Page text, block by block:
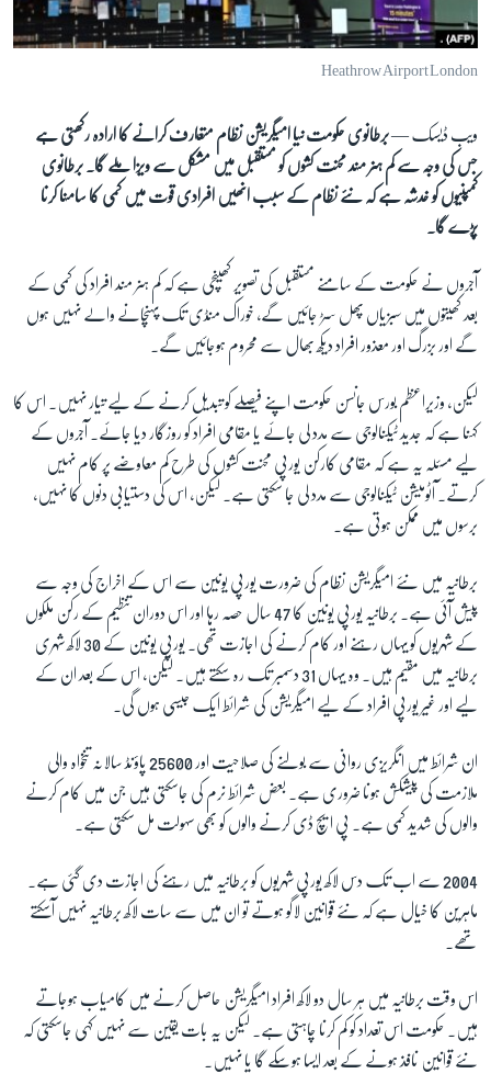
آرٹ
صحت
دلچسپ و عجیب
ویڈیوز
اسپیشل کوریج
اداریہ
Learning English
FOLLOW US
Heathrow Airport London
ویب ڈیسک —برطانوی حکومت نیا امیگریشن نظام متعارف کرانے کا ارادہ رکھتی ہے
جس کی وجہ سے کم ہنر مند محنت کشوں کو مستقبل میں مشکل سے ویزا ملے گا۔ برطانوی
کمپنیوں کو خدشہ ہے کہ نئے نظام کے سبب انھیں افرادی قوت میں کمی کا سامنا کرنا
پڑے گا۔
آجروں نے حکومت کے سامنے مستقبل کی تصویر کھینچی ہے کہ کم ہنر مند افراد کی کمی کے
بعد کھیتوں میں سبزیاں پھل سڑ جائیں گے، خوراک منڈی تک پہنچانے والے نہیں ہوں
گے اور بزرگ اور معذور افراد دیکھ بھال سے محروم ہوجائیں گے۔
لیکن، وزیراعظم بورس جانسن حکومت اپنے فیصلے کو تبدیل کرنے کے لیے تیار نہیں۔ اس کا
کہنا ہے کہ جدید ٹیکنالوجی سے مدد لی جائے یا مقامی افراد کو روزگار دیا جائے۔ آجروں کے
لیے مسئلہ یہ ہے کہ مقامی کارکن یورپی محنت کشوں کی طرح کم معاوضے پر کام نہیں
کرتے۔ آٹومیشن ٹیکنالوجی سے مدد لی جا سکتی ہے۔ لیکن، اس کی دستیابی دنوں کا نہیں،
برسوں میں ممکن ہوتی ہے۔
برطانیہ میں نئے امیگریشن نظام کی ضرورت یورپی یونین سے اس کے اخراج کی وجہ سے
پیش آئی ہے۔ برطانیہ یورپی یونین کا 47 سال حصہ رہا اور اس دوران تنظیم کے رکن ملکوں
کے شہریوں کو یہاں رہنے اور کام کرنے کی اجازت تھی۔ یورپی یونین کے 30 لاکھ شہری
برطانیہ میں مقیم ہیں۔ وہ یہاں 31 دسمبر تک رہ سکتے ہیں۔ لیکن، اس کے بعد ان کے
لیے اور غیر یورپی افراد کے لیے امیگریشن کی شرائط ایک جیسی ہوں گی۔
ان شرائط میں انگریزی روانی سے بولنے کی صلاحیت اور 25600 پاؤنڈ سالانہ تنخواہ والی
ملازمت کی پیشکش ہونا ضروری ہے۔ بعض شرائط نرم کی جاسکتی ہیں جن میں کام کرنے
والوں کی شدید کمی ہے۔ پی ایچ ڈی کرنے والوں کو بھی سہولت مل سکتی ہے۔
2004 سے اب تک دس لاکھ یورپی شہریوں کو برطانیہ میں رہنے کی اجازت دی گئی ہے۔
ماہرین کا خیال ہے کہ نئے قوانین لاگو ہوتے تو ان میں سے سات لاکھ برطانیہ نہیں آسکتے
تھے۔
اس وقت برطانیہ میں ہر سال دو لاکھ افراد امیگریشن حاصل کرنے میں کامیاب ہوجاتے
ہیں۔ حکومت اس تعداد کو کم کرنا چاہتی ہے۔ لیکن یہ بات یقین سے نہیں کہی جاسکتی کہ
نئے قوانین نافذ ہونے کے بعد ایسا ہوسکے گا یا نہیں۔